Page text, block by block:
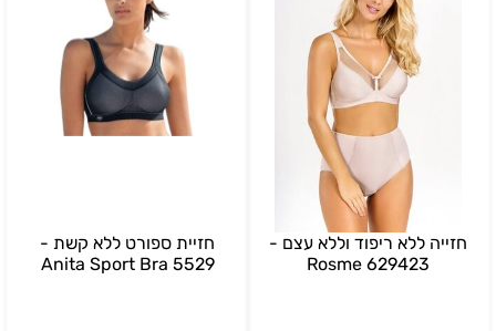
חזייה ללא ריפוד וללא עצם -
Rosme 629423
חזיית ספורט ללא קשת -
Anita Sport Bra 5529